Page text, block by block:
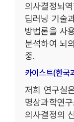
의사결정뇌
딥러닝 기술
방법론을 사
분석하여 뇌
중.
카이스트(한국
저희 연구실
명상과학연
의사결정의